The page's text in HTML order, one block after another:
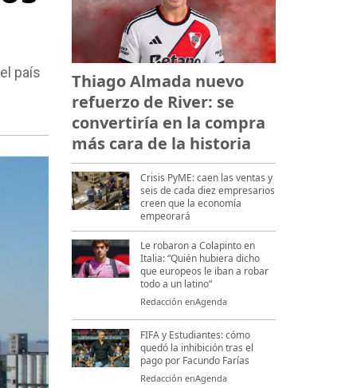
país
Thiago Almada nuevo
refuerzo de River: se
convertiría en la compra
más cara de la historia
Crisis PyME: caen las ventas y
seis de cada diez empresarios
creen que la economía
empeorará
Le robaron a Colapinto en
Italia: “Quién hubiera dicho
que europeos le iban a robar
todo a un latino“
Redacción enAgenda
FIFA y Estudiantes: cómo
quedó la inhibición tras el
pago por Facundo Farías
Redacción enAgenda